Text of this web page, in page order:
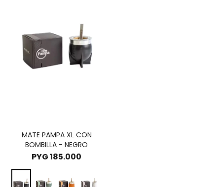
MATE PAMPA XL CON
BOMBILLA - NEGRO
PYG185.000